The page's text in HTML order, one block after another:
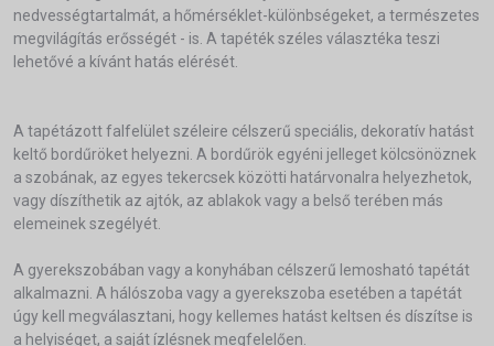
nedvességtartalmát, a hőmérséklet-különbségeket, a természetes
megvilágítás erősségét - is. A tapéték széles választéka teszi
lehetővé a kívánt hatás elérését.
A tapétázott falfelület széleire célszerű speciális, dekoratív hatást
keltő bordűröket helyezni. A bordűrök egyéni jelleget kölcsönöznek
a szobának, az egyes tekercsek közötti határvonalra helyezhetok,
vagy díszíthetik az ajtók, az ablakok vagy a belső terében más
elemeinek szegélyét.
A gyerekszobában vagy a konyhában célszerű lemosható tapétát
alkalmazni. A hálószoba vagy a gyerekszoba esetében a tapétát
úgy kell megválasztani, hogy kellemes hatást keltsen és díszítse is
a helyiséget, a saját ízlésnek megfelelően.